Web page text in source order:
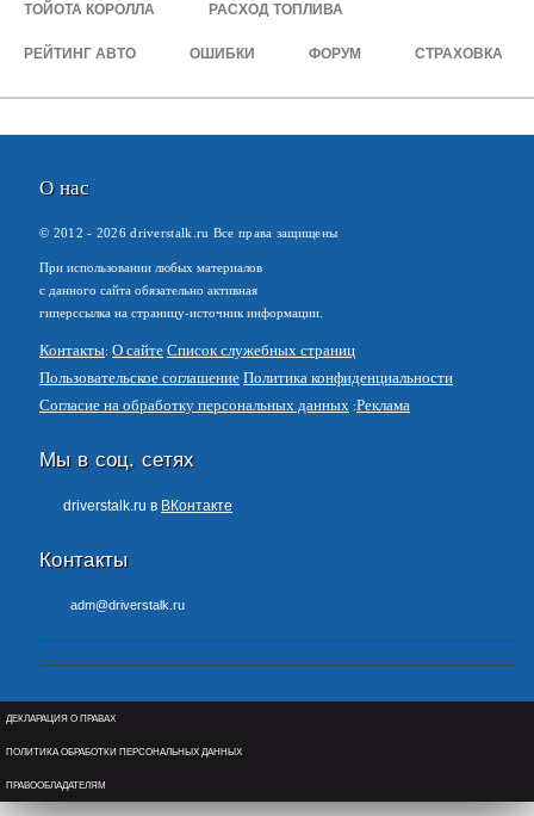
ТОЙОТА КОРОЛЛА РАСХОД ТОПЛИВА
РЕЙТИНГ АВТО ОШИБКИ ФОРУМ СТРАХОВКА
О нас
© 2012 - 2026driverstalk.ru Все права защищены
При использовании любых материалов
с данного сайта обязательно активная
гиперссылка на страницу-источник информации.
Контакты О сайте Список служебных страниц
Пользовательское соглашение Политика конфиденциальности
Согласие на обработку персональных данных Реклама
Мы в соц. сетях
driverstalk.ru в ВКонтакте
Контакты
adm@driverstalk.ru
ДЕКЛАРАЦИЯ О ПРАВАХ
ПОЛИТИКА ОБРАБОТКИ ПЕРСОНАЛЬНЫХ ДАННЫХ
ПРАВООБЛАДАТЕЛЯМ